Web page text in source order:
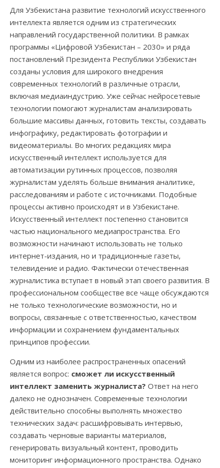
Для Узбекистана развитие технологий искусственного
интеллекта является одним из стратегических
направлений государственной политики. В рамках
программы «Цифровой Узбекистан – 2030» и ряда
постановлений Президента Республики Узбекистан
созданы условия для широкого внедрения
современных технологий в различные отрасли,
включая медиаиндустрию. Уже сейчас нейросетевые
технологии помогают журналистам анализировать
большие массивы данных, готовить тексты, создавать
инфографику, редактировать фотографии и
видеоматериалы. Во многих редакциях мира
искусственный интеллект используется для
автоматизации рутинных процессов, позволяя
журналистам уделять больше внимания аналитике,
расследованиям и работе с источниками. Подобные
процессы активно происходят и в Узбекистане.
Искусственный интеллект постепенно становится
частью национального медиапространства. Его
возможности начинают использовать не только
интернет-издания, но и традиционные газеты,
телевидение и радио. Фактически отечественная
журналистика вступает в новый этап своего развития. В
профессиональном сообществе все чаще обсуждаются
не только технологические возможности, но и
вопросы, связанные с ответственностью, качеством
информации и сохранением фундаментальных
принципов профессии.
Одним из наиболее распространенных опасений
является вопрос: сможет ли искусственный
интеллект заменить журналиста? Ответ на него
далеко не однозначен. Современные технологии
действительно способны выполнять множество
технических задач: расшифровывать интервью,
создавать черновые варианты материалов,
генерировать визуальный контент, проводить
мониторинг информационного пространства. Однако